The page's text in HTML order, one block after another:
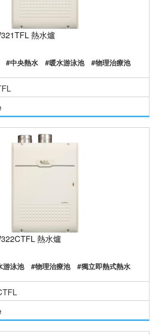
熱水爐
#中央熱水 #暖水游泳池 #物理治療池
熱水爐
游泳池 #物理治療池 #獨立即熱式熱水